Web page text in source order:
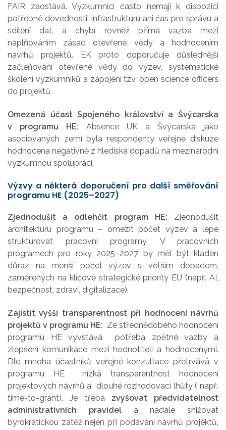
FAIR zaostává. Výzkumníci často nemají k dispozici
potřebné dovednosti, infrastrukturu ani čas pro správu a
sdílení dat, a chybí rovněž přímá vazba mezi
naplňováním zásad otevřené vědy a hodnocením
návrhů projektů. EK proto doporučuje důslednější
začleňování otevřené vědy do výzev, systematické
školení výzkumníků a zapojení tzv. open science officers
do projektů.
Omezená účast Spojeného království a Švýcarska
v programu HE: Absence UK a Švýcarska jako
asociovaných zemí byla respondenty veřejné diskuze
hodnocena negativně z hlediska dopadů na mezinárodní
výzkumnou spolupráci.
Výzvy a některá doporučení pro další směřování
programu HE (2025–2027)
Zjednodušit a odlehčit program HE: Zjednodušit
architekturu programu – omezit počet výzev a lépe
strukturovat pracovní programy. V pracovních
programech pro roky 2025–2027 by měl být kladen
důraz na menší počet výzev s větším dopadem,
zaměřených na klíčové strategické priority EU (např. AI,
bezpečnost, zdraví, digitalizace).
Zajistit vyšší transparentnost při hodnocení návrhů
projektů v programu HE: Ze střednědobého hodnocení
programu HE vyvstává potřeba zpětné vazby a
zlepšení komunikace mezi hodnotiteli a hodnocenými.
Dle mnoha účastníků veřejné konzultace přetrvává v
programu HE nízká transparentnost hodnocení
projektových návrhů a dlouhé rozhodovací lhůty ( např.
time-to-grant). Je třeba zvyšovat předvídatelnost
administrativních pravidel a nadále snižovat
byrokratickou zátěž nejen při podávání návrhů projektů,